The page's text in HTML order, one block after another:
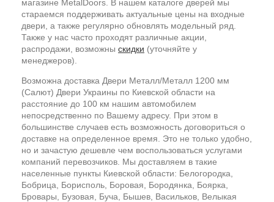
магазине MetalDoors. В нашем каталоге дверей мы
стараемся поддерживать актуальные цены на входные
двери, а также регулярно обновлять модельный ряд.
Также у нас часто проходят различные акции,
распродажи, возможны скидки (уточняйте у
менеджеров).
Возможна доставка Двери Металл/Металл 1200 мм
(Салют) Двери Украины по Киевской области на
расстояние до 100 км нашим автомобилем
непосредственно по Вашему адресу. При этом в
большинстве случаев есть возможность договориться о
доставке на определенное время. Это не только удобно,
но и зачастую дешевле чем воспользоваться услугами
компаний перевозчиков. Мы доставляем в такие
населенные пункты Киевской области: Белогородка,
Бобрица, Борисполь, Боровая, Бородянка, Боярка,
Бровары, Бузовая, Буча, Бышев, Васильков, Велыкая